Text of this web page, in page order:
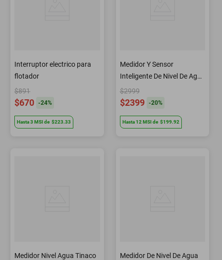
Interruptor electrico para
flotador
$891
$670 -24%
Hasta3 MSIde $223.33
Medidor Y Sensor
Inteligente De Nivel De Agua
Para Tinacos Y Cisternas
Con Wifi Con App Alerta De
waterpro
$2999
$2399 -20%
Hasta12MSI de $199.92
Medidor Nivel Agua Tinaco
Medidor De Nivel De Agua